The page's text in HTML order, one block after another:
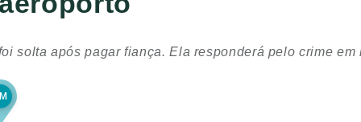
Entrevistas
solta após pagar fiança. Ela responderá pelo crime em